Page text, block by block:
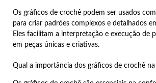
Os gráficos de crochê podem ser usados
para criar padrões complexos e detalhados
Eles facilitam a interpretação e execução de
em peças únicas e criativas.
Qual a importância dos gráficos de crochê